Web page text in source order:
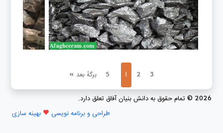
1 2 3
5 برگهٔ بعد »
2026 © تمام حقوق به دانش بنیان آفاق تعلق دارد.
طراحی و برنامه نویسی
بهینه سازی